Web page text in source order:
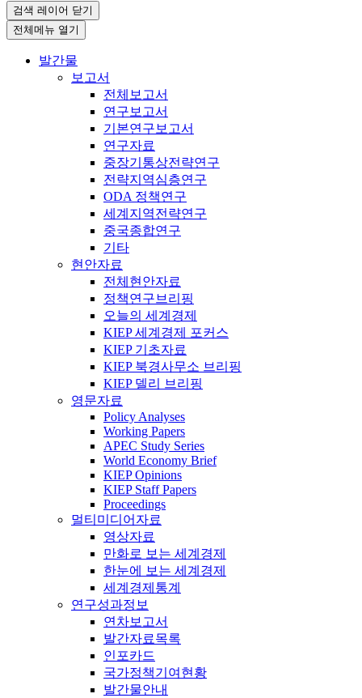
검색 레이어 닫기
전체메뉴 열기
발간물
보고서
전체보고서
연구보고서
기본연구보고서
연구자료
중장기통상전략연구
전략지역심층연구
ODA 정책연구
세계지역전략연구
중국종합연구
기타
현안자료
전체현안자료
정책연구브리핑
오늘의 세계경제
KIEP 세계경제 포커스
KIEP 기초자료
KIEP 북경사무소 브리핑
KIEP 델리 브리핑
영문자료
Policy Analyses
Working Papers
APEC Study Series
World Economy Brief
KIEP Opinions
KIEP Staff Papers
Proceedings
멀티미디어자료
영상자료
만화로 보는 세계경제
한눈에 보는 세계경제
세계경제통계
연구성과정보
연차보고서
발간자료목록
인포카드
국가정책기여현황
발간물안내